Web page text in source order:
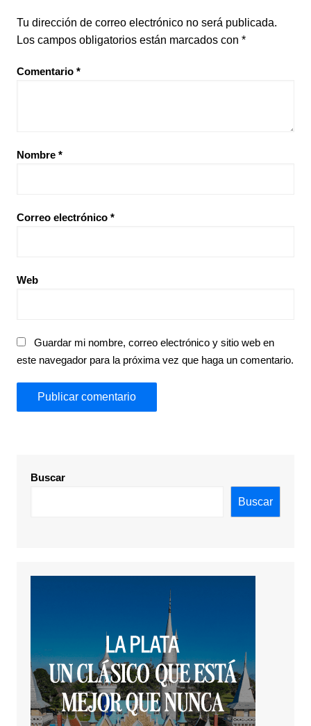
Tu dirección de correo electrónico no será publicada.
Los campos obligatorios están marcados con *
Comentario *
Nombre *
Correo electrónico *
Web
Guardar mi nombre, correo electrónico y sitio web en
este navegador para la próxima vez que haga un comentario.
Buscar
Buscar